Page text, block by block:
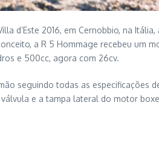
d’Este 2016, em Cernobbio, na
a R 5 Hommage recebeu um
e 500cc, agora com 26cv.
seguindo todas as especificações
e a tampa lateral do motor